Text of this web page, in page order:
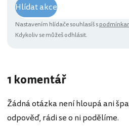
Hlídat akce
Nastavením hlídače souhlasíš s
Kdykoliv se můžeš odhlásit.
1 komentář
Žádná otázka není hloupá ani
odpověď, rádi se o ni podělíme.